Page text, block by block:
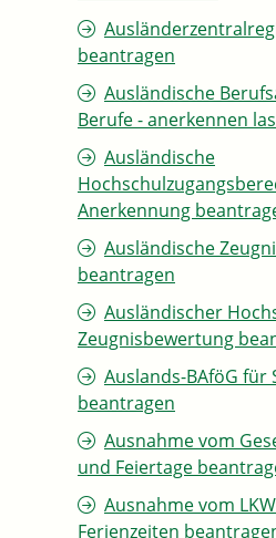
beantragen
Ausländische
Berufe - anerkennen
Ausländische
Anerkennung
Ausländische
beantragen
Ausländischer
Zeugnisbewertung
Auslands-BAföG für
beantragen
Ausnahme vom
und Feiertage
Ausnahme vom
Ferienzeiten